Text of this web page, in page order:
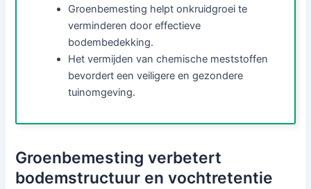
Groenbemesting helpt onkruidgroei te
verminderen door effectieve
bodembedekking.
Het vermijden van chemische meststoffen
bevordert een veiligere en gezondere
tuinomgeving.
Groenbemesting verbetert
bodemstructuur en vochtretentie